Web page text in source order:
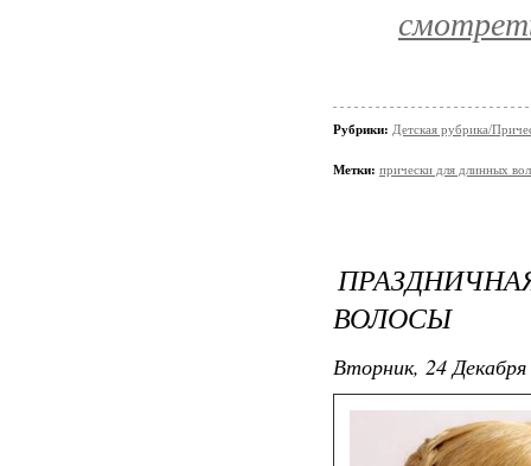
Рубрики: Детская рубрика/
Метки: прически для длинных
ВОЛОСЫ
Вторник, 24